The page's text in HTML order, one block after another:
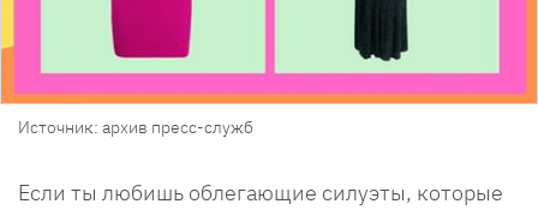
Источник: архив пресс-служб
Если ты любишь облегающие силуэты, которые